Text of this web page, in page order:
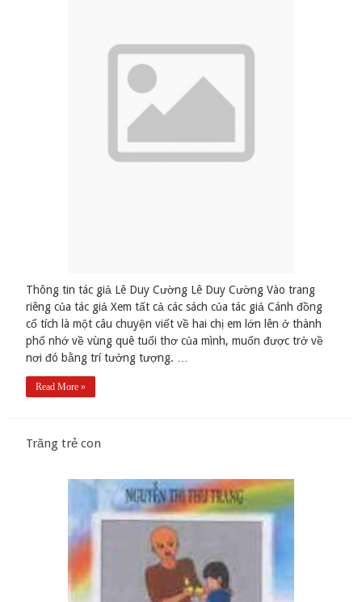
Thông tin tác giả Lê Duy Cường Lê Duy Cường Vào trang
riêng của tác giả Xem tất cả các sách của tác giả Cánh đồng
cổ tích là một câu chuyện viết về hai chị em lớn lên ở thành
phố nhớ về vùng quê tuổi thơ của mình, muốn được trở về
nơi đó bằng trí tưởng tượng. …
Read More »
Trăng trẻ con